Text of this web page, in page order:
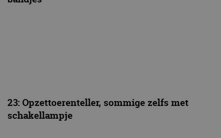
23: Opzettoerenteller, sommige zelfs met
schakellampje